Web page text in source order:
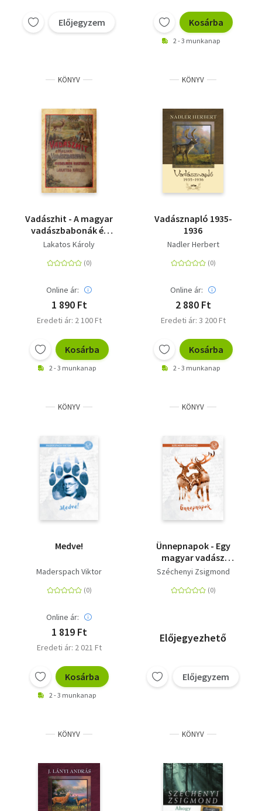
Előjegyzem Kosárba
2 - 3 munkanap
KÖNYV
Vadászhit - A magyar
vadászbabonák és
hiedelmek kultusza
Lakatos Károly
Online ár:
1 890 Ft
Eredeti ár: 2 100 Ft
Kosárba
2 - 3 munkanap
KÖNYV
Vadásznapló 1935-
1936
Nadler Herbert
Online ár:
2 880 Ft
Eredeti ár: 3 200 Ft
Kosárba
2 - 3 munkanap
KÖNYV
Medve!
Maderspach Viktor
Online ár:
1 819 Ft
Eredeti ár: 2 021 Ft
Kosárba
2 - 3 munkanap
KÖNYV
Ünnepnapok - Egy
magyar vadász
hitvallása - Második
Széchenyi Zsigmond
Előjegyezhető
Előjegyzem
KÖNYV KÖNYV